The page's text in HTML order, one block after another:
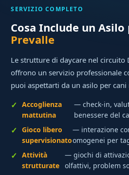
SERVIZIO COMPLETO
Cosa Include un Asilo
Prevalle
Le strutture di daycare nel circuito
offrono un servizio professionale
puoi aspettarti da un asilo per cani
Accoglienza
mattutina
— check-in,
benessere del
Gioco libero
supervisionato
— interazione
omogenei per
Attività
strutturate
— giochi di
olfattivi, problem